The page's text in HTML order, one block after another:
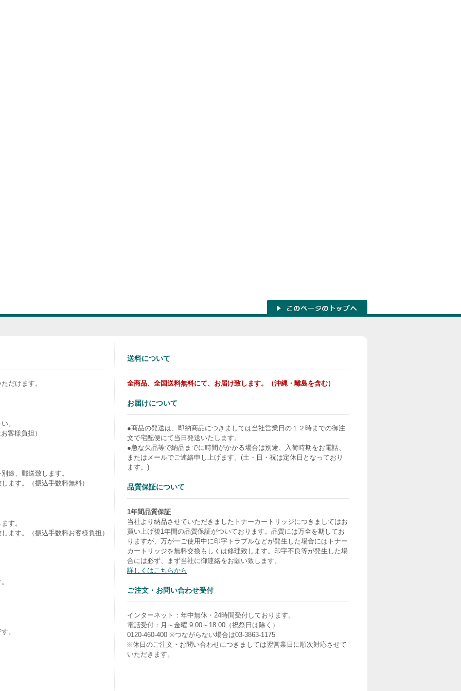
だけます。
。
客様負担）
途、郵送致します。
ます。（振込手数料無料）
す。
ます。（振込手数料お客様負担）
。
送料について
全商品、全国送料無料にて、お届け致します。（沖縄・離島を含む）
お届けについて
●商品の発送は、即納商品につきましては当社営業日の１２時までの御注
文で宅配便にて当日発送いたします。
●急な欠品等で納品までに時間がかかる場合は別途、入荷時期をお電話、
またはメールでご連絡申し上げます。(土・日・祝は定休日となっており
ます。)
品質保証について
1年間品質保証
当社より納品させていただきましたトナーカートリッジにつきましてはお
買い上げ後1年間の品質保証がついております。品質には万全を期してお
りますが、万が一ご使用中に印字トラブルなどが発生した場合にはトナー
カートリッジを無料交換もしくは修理致します。印字不良等が発生した場
合には必ず、まず当社に御連絡をお願い致します。
詳しくはこちらから
ご注文・お問い合わせ受付
インターネット：年中無休・24時間受付しております。
電話受付：月～金曜 9:00～18:00（祝祭日は除く）
0120-460-400 ※つながらない場合は03-3863-1175
※休日のご注文・お問い合わせにつきましては翌営業日に順次対応させて
いただきます。